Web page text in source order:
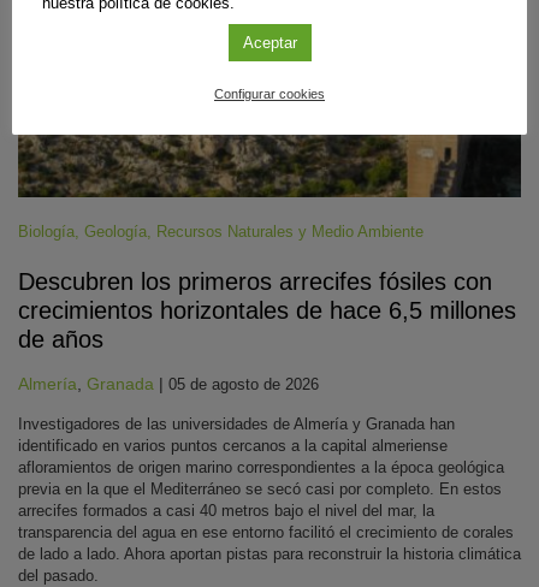
Biología, Geología, Recursos Naturales y Medio Ambiente
Descubren los primeros arrecifes fósiles con
crecimientos horizontales de hace 6,5 millones
de años
Almería, Granada | 05 de agosto de 2026
Investigadores de las universidades de Almería y Granada han
identificado en varios puntos cercanos a la capital almeriense
afloramientos de origen marino correspondientes a la época geológica
previa en la que el Mediterráneo se secó casi por completo. En estos
arrecifes formados a casi 40 metros bajo el nivel del mar, la
transparencia del agua en ese entorno facilitó el crecimiento de corales
de lado a lado. Ahora aportan pistas para reconstruir la historia climática
del pasado.
Aceptar
Configurar cookies